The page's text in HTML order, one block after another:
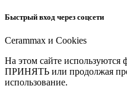
Быстрый вход через соцсети
Cerammax и Cookies
На этом сайте
ПРИНЯТЬ или продолжая
использование.